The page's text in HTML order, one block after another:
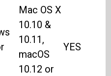
Mac OS X
10.10 &
10.11,
macOS
10.12 or
YES